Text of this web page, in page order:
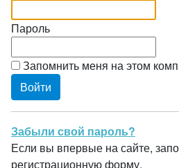
Пароль
Запомнить меня на этом
Забыли свой пароль?
Если вы впервые на сайте,
регистрационную форму.